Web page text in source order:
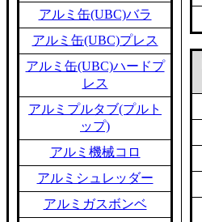
アルミ缶(UBC)バラ
アルミ缶(UBC)プレス
アルミ缶(UBC)ハードプ
レス
アルミプルタブ(プルト
ップ)
アルミ機械コロ
アルミシュレッダー
アルミガスボンベ